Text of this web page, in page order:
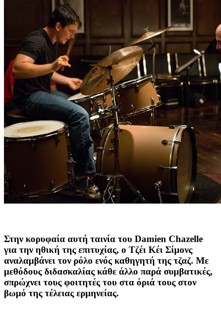
Στην κορυφαία αυτή ταινία του Damien Chazelle
για την ηθική της επιτυχίας, ο Τζέι Κέι Σίμονς
αναλαμβάνει τον ρόλο ενός καθηγητή της τζαζ. Με
μεθόδους διδασκαλίας κάθε άλλο παρά συμβατικές,
σπρώχνει τους φοιτητές του στα όριά τους στον
βωμό της τέλειας ερμηνείας.